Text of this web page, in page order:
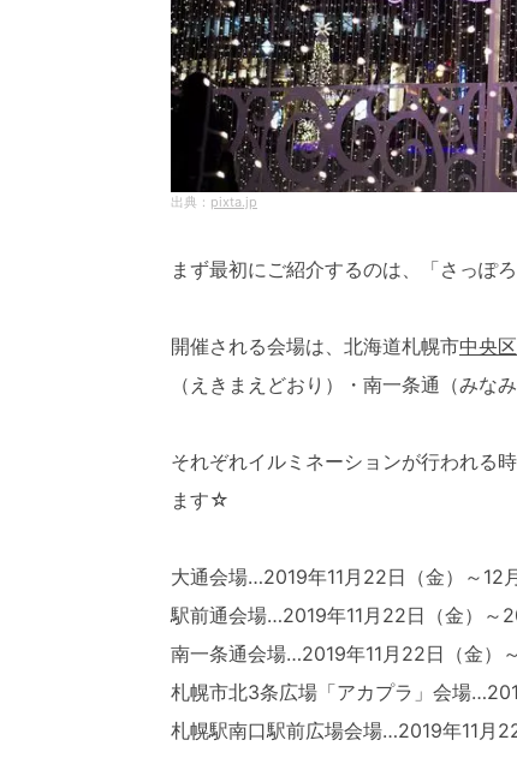
pixta.jp
まず最初にご紹介するのは、「さっぽ
開催される会場は、北海道札幌市中央区
（えきまえどおり）・南一条通（みな
それぞれイルミネーションが行われる
ます☆
大通会場…2019年11月22日（金）～12
駅前通会場…2019年11月22日（金）～
南一条通会場…2019年11月22日（金）
札幌市北3条広場「アカプラ」会場
札幌駅南口駅前広場会場…2019年11月